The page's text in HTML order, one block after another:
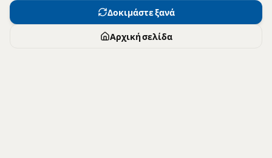
Δοκιμάστε ξανά
Αρχική σελίδα